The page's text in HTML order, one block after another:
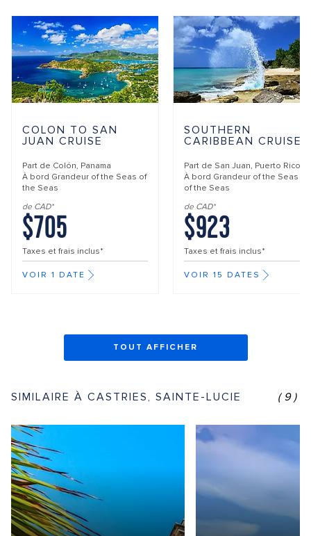
COLON TO SAN
JUAN CRUISE
Part de Colón, Panama
À bord Grandeur of the Seas of
the Seas
de CAD*
$705
Taxes et frais inclus*
VOIR 1 DATE
SOUTHERN
CARIBBEAN CRUISE
Part de San Juan, Puerto Rico
À bord Grandeur of the Seas
of the Seas
de CAD*
$923
Taxes et frais inclus*
VOIR 15 DATES
TOUT AFFICHER
SIMILAIRE À CASTRIES, SAINTE-LUCIE (9)